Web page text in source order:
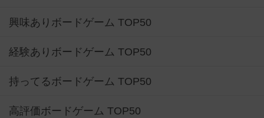
興味ありボードゲーム TOP50
経験ありボードゲーム TOP50
持ってるボードゲーム TOP50
高評価ボードゲーム TOP50